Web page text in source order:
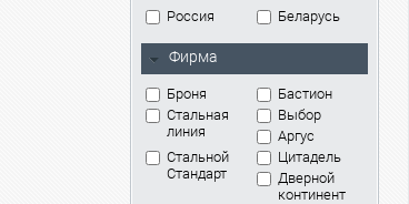
Россия Беларусь
Фирма
Броня
Бастион
Стальная
линия
Выбор
Аргус
Стальной
Стандарт
Цитадель
Дверной
континент